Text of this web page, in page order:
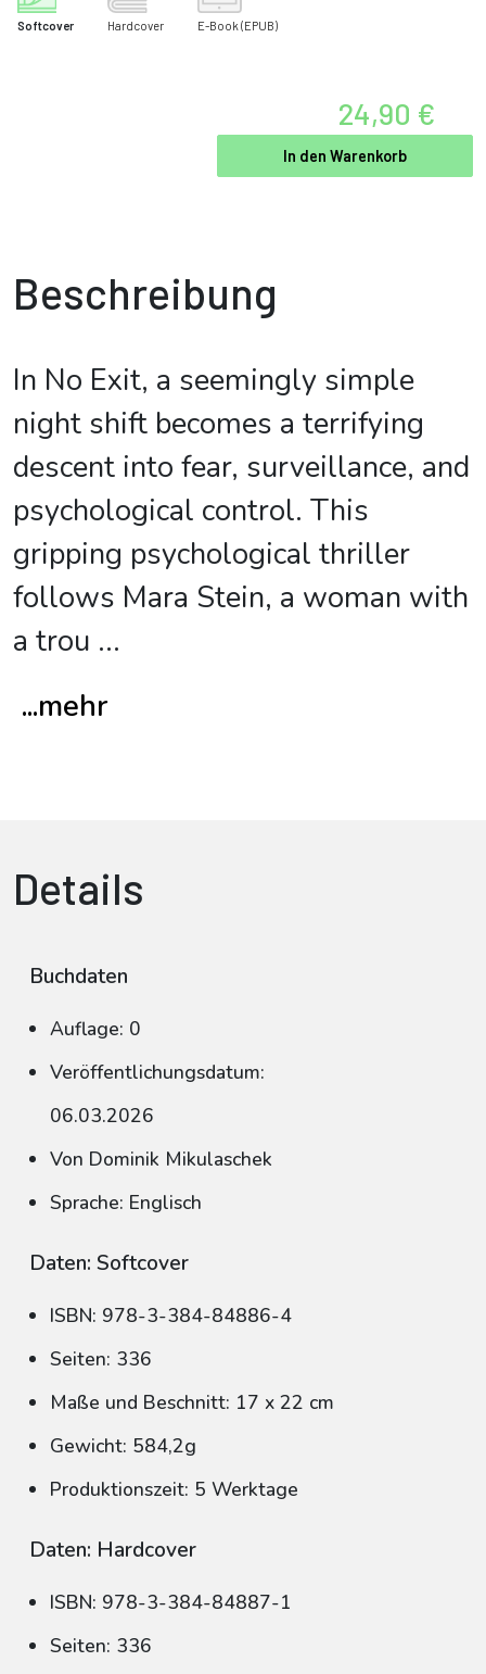
Softcover Hardcover E-Book (EPUB)
24,90 €
In den Warenkorb
Beschreibung
In No Exit, a seemingly simple
night shift becomes a terrifying
descent into fear, surveillance, and
psychological control. This
gripping psychological thriller
follows Mara Stein, a woman with
a trou ...
...mehr
Details
Buchdaten
Auflage: 0
Veröffentlichungsdatum:
06.03.2026
Von Dominik Mikulaschek
Sprache: Englisch
Daten: Softcover
ISBN: 978-3-384-84886-4
Seiten: 336
Maße und Beschnitt: 17 x 22 cm
Gewicht: 584,2g
Produktionszeit: 5 Werktage
Daten: Hardcover
ISBN: 978-3-384-84887-1
Seiten: 336